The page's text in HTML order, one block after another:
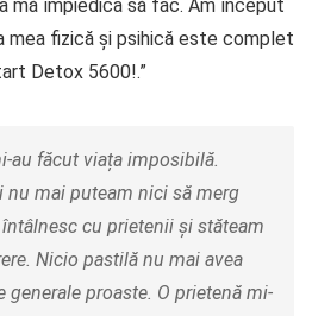
mă împiedica să fac. Am început
mea fizică și psihică este complet
Detox 5600!.”
au făcut viața imposibilă.
nu mai puteam nici să merg
cu prietenii și stăteam
Nicio pastilă nu mai avea
generale proaste. O prietenă mi-